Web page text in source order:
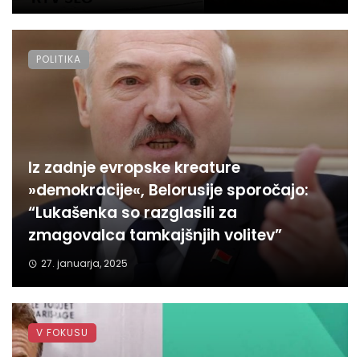
Iz zadnje evropske kreature
»demokracije«, Belorusije sporočajo:
“Lukašenka so razglasili za
zmagovalca tamkajšnjih volitev”
27. januarja, 2025
POLITIKA
V FOKUSU